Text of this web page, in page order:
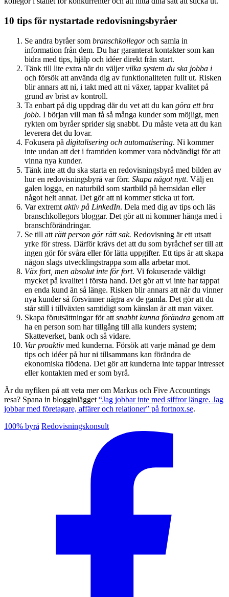
10 tips för nystartade redovisningsbyråer
Se andra byråer som branschkollegoroch samla in
information från dem. Du har garanterat kontakter som kan
bidra med tips, hjälp och idéer direkt från start.
Tänk till lite extra när du väljervilka system du ska jobba i
och försök att använda dig av funktionaliteten fullt ut. Risken
blir annars att ni, i takt med att ni växer, tappar kvalitet på
grund av brist av kontroll.
Ta enbart på dig uppdrag där du vet att du kan göra ett bra
jobb. I början vill man få så många kunder som möjligt, men
rykten om byråer sprider sig snabbt. Du måste veta att du kan
leverera det du lovar.
Fokusera på digitalisering och automatisering. Ni kommer
inte undan att det i framtiden kommer vara nödvändigt för att
vinna nya kunder.
Tänk inte att du ska starta en redovisningsbyrå med bilden av
hur en redovisningsbyrå var förr. Skapa något nytt. Välj en
galen logga, en naturbild som startbild på hemsidan eller
något helt annat. Det gör att ni kommer sticka ut fort.
Var extremt aktiv på LinkedIn. Dela med dig av tips och läs
branschkollegors bloggar. Det gör att ni kommer hänga med i
branschförändringar.
Se till att rätt person gör rätt sak. Redovisning är ett utsatt
yrke för stress. Därför krävs det att du som byråchef ser till att
ingen gör för svåra eller för lätta uppgifter. Ett tips är att skapa
någon slags utvecklingstrappa som alla arbetar mot.
Väx fort, men absolut inte för fort. Vi fokuserade väldigt
mycket på kvalitet i första hand. Det gör att vi inte har tappat
en enda kund än så länge. Risken blir annars att när du vinner
nya kunder så försvinner några av de gamla. Det gör att du
står still i tillväxten samtidigt som känslan är att man växer.
Skapa förutsättningar för att snabbt kunna förändra genom att
ha en person som har tillgång till alla kunders system;
Skatteverket, bank och så vidare.
Var proaktiv med kunderna. Försök att varje månad ge dem
tips och idéer på hur ni tillsammans kan förändra de
ekonomiska flödena. Det gör att kunderna inte tappar intresset
eller kontakten med er som byrå.
Är du nyfiken på att veta mer om Markus och Five Accountings
resa? Spana in blogginlägget “Jag jobbar inte med siffror längre. Jag
jobbar med företagare, affärer och relationer” på fortnox.se.
100% byrå Redovisningskonsult